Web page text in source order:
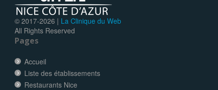
© 2017-2026 | La Clinique du Web
All Rights Reserved
Pages
Accueil
Liste des établissements
Restaurants Nice